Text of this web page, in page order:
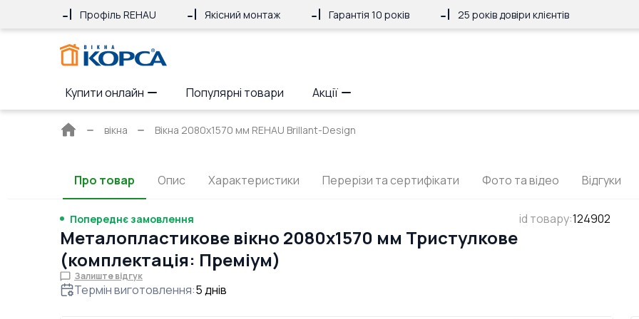
Профіль REHAU Якісний монтаж Гарантія 10 років 25 років довіри клієнтів
Купити онлайн Популярні товари Акції
Головна
вікна Вікна 2080x1570 мм REHAU Brillant-Design
Про товар Опис Характеристики Перерізи та сертифікати Фото та відео Відгуки
Попереднє замовлення id товару:124902
Металопластикове вікно 2080x1570 мм Тристулкове
(комплектація: Преміум)
Залиште відгук
Термін виготовлення:5днів